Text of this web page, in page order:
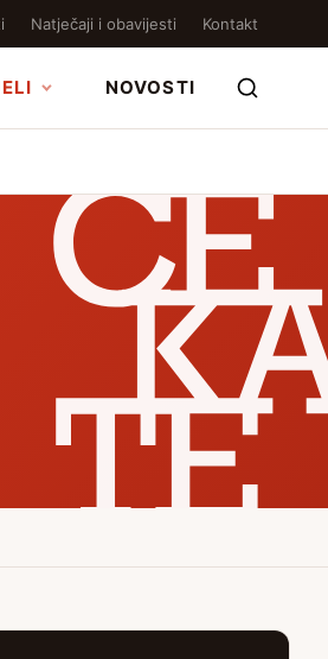
Natječaji i obavijesti Kontakt
NOVOSTI